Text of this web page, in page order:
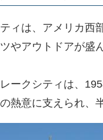
ィは、アメリカ西
やアウトドアが盛
ークシティは、
熱意に支えられ、